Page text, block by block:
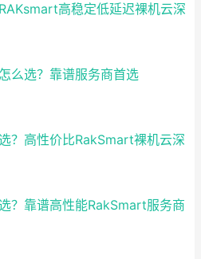
高稳定低延迟裸机云深
么选？靠谱服务商首选
？高性价比RakSmart裸机云深
？靠谱高性能RakSmart服务商